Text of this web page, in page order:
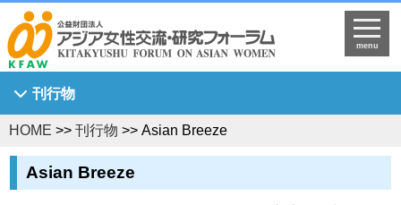
menu
刊行物
Asian Breeze
アジア女性研究
KFAW調査研究報告書
HOME >> 刊行物 >> Asian Breeze
Asian Breeze